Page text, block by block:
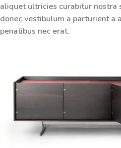
aliquet ultricies curabitur nostra
donec vestibulum a parturient a
penatibus nec erat.